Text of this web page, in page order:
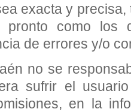
exacta y
pronto como los
de errores y/o
no se
sufrir el
en la